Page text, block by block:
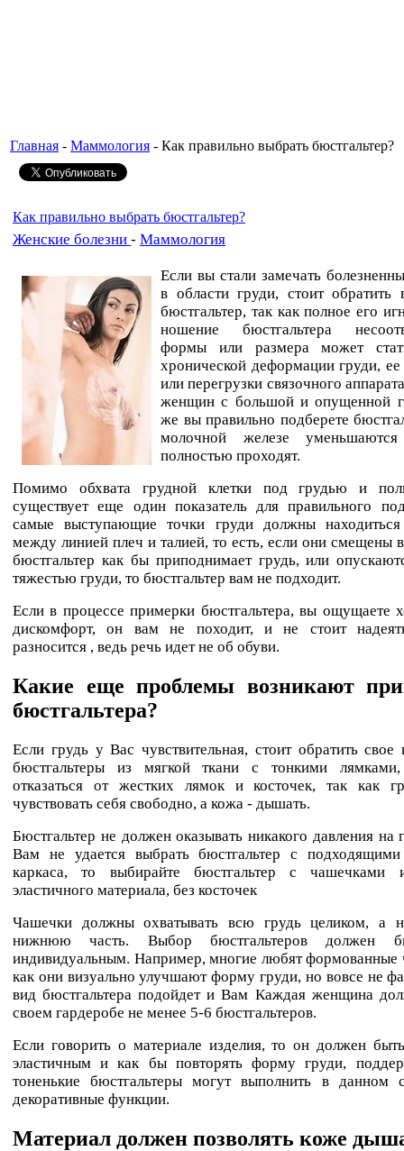
Главная - Маммология - Как правильно выбрать бюстгальтер?
Как правильно выбрать бюстгальтер?
Женские болезни - Маммология
Если вы стали замечать
в области груди, стоит обратить
бюстгальтер, так как полное его
ношение бюстгальтера
формы или размера может
хронической деформации груди, ее
или перегрузки связочного
женщин с большой и опущенной
же вы правильно подберете
молочной железе
полностью проходят.
Помимо обхвата грудной клетки под грудью и
существует еще один показатель для правильного
самые выступающие точки груди должны находиться
между линией плеч и талией, то есть, если они смещены
бюстгальтер как бы приподнимает грудь, или
тяжестью груди, то бюстгальтер вам не подходит.
Если в процессе примерки бюстгальтера, вы ощущаете
дискомфорт, он вам не походит, и не стоит
разносится , ведь речь идет не об обуви.
Какие еще проблемы возникают
бюстгальтера?
Если грудь у Вас чувствительная, стоит обратить
бюстгальтеры из мягкой ткани с тонкими
отказаться от жестких лямок и косточек, так как
чувствовать себя свободно, а кожа - дышать.
Бюстгальтер не должен оказывать никакого давления на
Вам не удается выбрать бюстгальтер с подходящими
каркаса, то выбирайте бюстгальтер с чашечками
эластичного материала, без косточек
Чашечки должны охватывать всю грудь целиком, а
нижнюю часть. Выбор бюстгальтеров должен
индивидуальным. Например, многие любят формованные
как они визуально улучшают форму груди, но вовсе не
вид бюстгальтера подойдет и Вам Каждая женщина
своем гардеробе не менее 5-6 бюстгальтеров.
Если говорить о материале изделия, то он должен
эластичным и как бы повторять форму груди,
тоненькие бюстгальтеры могут выполнить в данном
декоративные функции.
Материал должен позволять коже